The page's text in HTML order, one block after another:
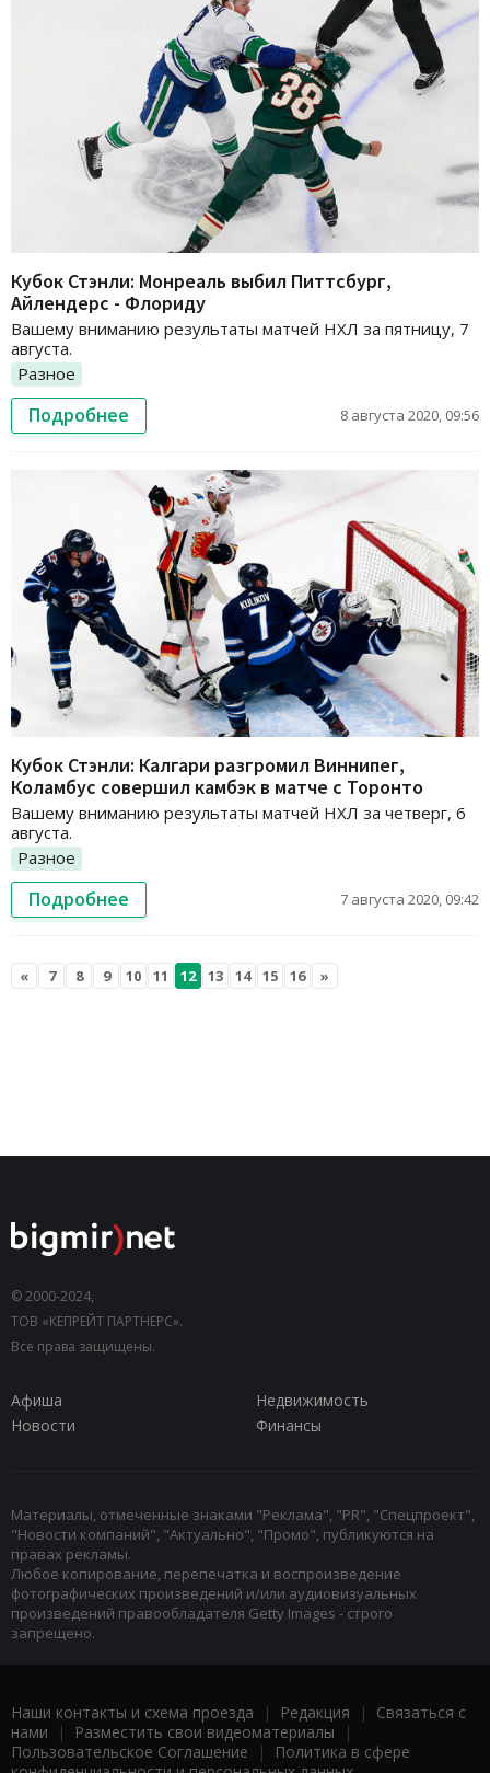
Кубок Стэнли: Монреаль выбил Питтсбург,
Айлендерс - Флориду
Вашему вниманию результаты матчей НХЛ за пятницу, 7
августа.
Разное
Подробнее 8 августа 2020, 09:56
Кубок Стэнли: Калгари разгромил Виннипег,
Коламбус совершил камбэк в матче с Торонто
Вашему вниманию результаты матчей НХЛ за четверг, 6
августа.
Разное
Подробнее 7 августа 2020, 09:42
« 7 8 9 10 11 12 13 14 15 16 »
© 2000-2024,
ТОВ «КЕПРЕЙТ ПАРТНЕРС».
Все права защищены.
Афиша
Недвижимость
Новости
Финансы
Материалы, отмеченные знаками "Реклама", "PR", "Спецпроект",
"Новости компаний", "Актуально", "Промо", публикуются на
правах рекламы.
Любое копирование, перепечатка и воспроизведение
фотографических произведений и/или аудиовизуальных
произведений правообладателя Getty Images - строго
запрещено.
Наши контакты и схема проезда | Редакция | Связаться с
нами | Разместить свои видеоматериалы |
Пользовательское Соглашение |
Политика в сфере